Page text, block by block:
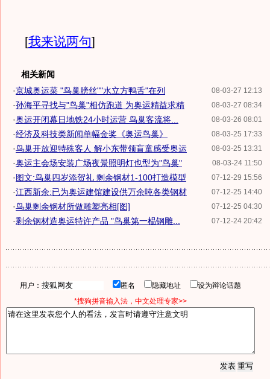
[我来说两句]
相关新闻
08-03-27 12:13
·京城奥运菜 "鸟巢膀丝""水立方鸭舌"在列
08-03-27 08:34
·孙海平寻找与"鸟巢"相仿跑道 为奥运精益求精
08-03-26 08:01
·奥运开闭幕日地铁24小时运营 鸟巢客流将...
08-03-25 17:33
·经济及科技类新闻单幅金奖《奥运鸟巢》
08-03-25 13:31
·鸟巢开放迎特殊客人 解小东带领盲童感受奥运
08-03-24 11:50
·奥运主会场安装广场夜景照明灯也型为"鸟巢"
07-12-29 15:56
·图文:鸟巢四岁添贺礼 剩余钢材1-100打造模型
07-12-25 14:40
·江西新余:已为奥运建馆建设供万余吨各类钢材
07-12-25 04:30
·鸟巢剩余钢材所做雕塑亮相[图]
07-12-24 20:42
·剩余钢材造奥运特许产品 "鸟巢第一榀钢雕...
用户： 匿名 隐藏地址
设为辩论话题
*搜狗拼音输入法，中文处理专家>>